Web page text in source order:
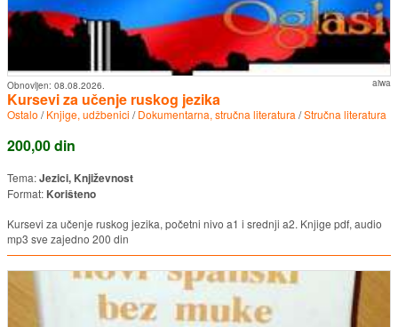
aiwa
Obnovljen: 08.08.2026.
Kursevi za učenje ruskog jezika
Ostalo /Knjige, udžbenici /Dokumentarna, stručna literatura /Stručna literatura
200,00 din
Tema:Jezici, Književnost
Format: Korišteno
Kursevi za učenje ruskog jezika, početni nivo a1 i srednji a2. Knjige pdf, audio
mp3 sve zajedno 200 din